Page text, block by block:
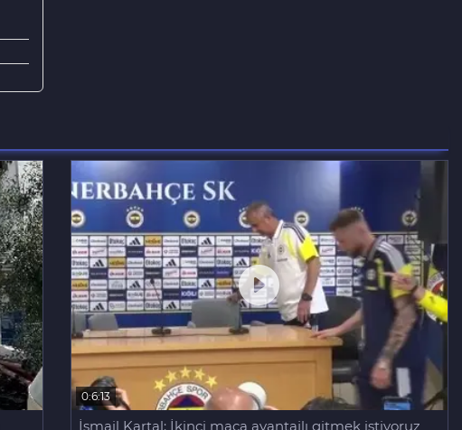
0:6:13
İsmail Kartal: İkinci maça avantajlı gitmek istiyoruz